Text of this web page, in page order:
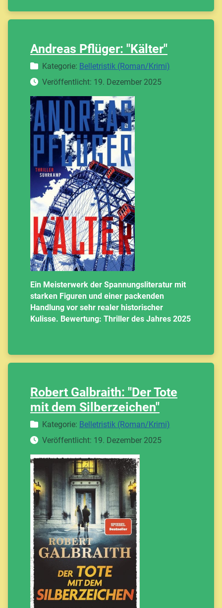
Andreas Pflüger: "Kälter"
DetailsKategorie: Belletristik (Roman/Krimi)
Veröffentlicht: 19. Dezember 2025
Ein Meisterwerk der Spannungsliteratur mit
starken Figuren und einer packenden
Handlung vor sehr realer historischer
Kulisse. Bewertung: Thriller des Jahres 2025
Robert Galbraith: "Der Tote
mit dem Silberzeichen"
DetailsKategorie: Belletristik (Roman/Krimi)
Veröffentlicht: 19. Dezember 2025